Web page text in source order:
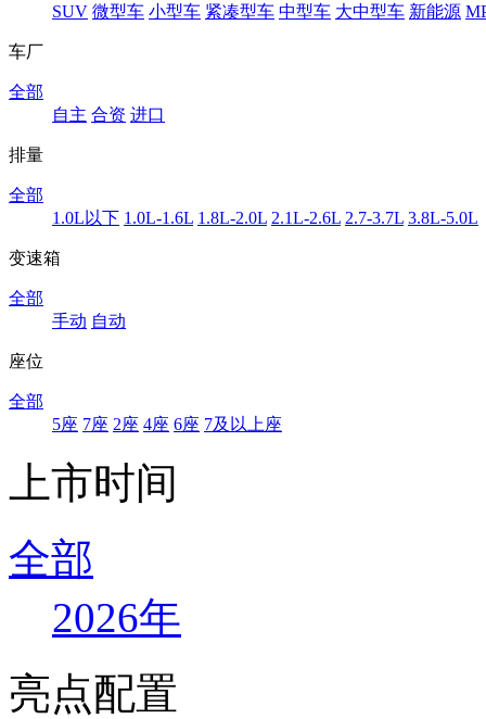
SUV 微型车 小型车 紧凑型车 中型车 大中型车 新能源
车厂
全部
自主 合资 进口
排量
全部
1.0L以下 1.0L-1.6L 1.8L-2.0L 2.1L-2.6L 2.7-3.7L 3.8L-5.0L
变速箱
全部
手动 自动
座位
全部
5座 7座 2座 4座 6座 7及以上座
上市时间
全部
2026年
亮点配置